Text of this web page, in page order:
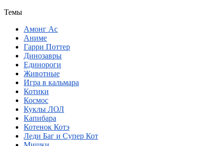
Темы
Амонг Ас
Аниме
Гарри Поттер
Динозавры
Единороги
Животные
Игра в кальмара
Котики
Космос
Куклы ЛОЛ
Капибара
Котенок Котэ
Леди Баг и Супер Кот